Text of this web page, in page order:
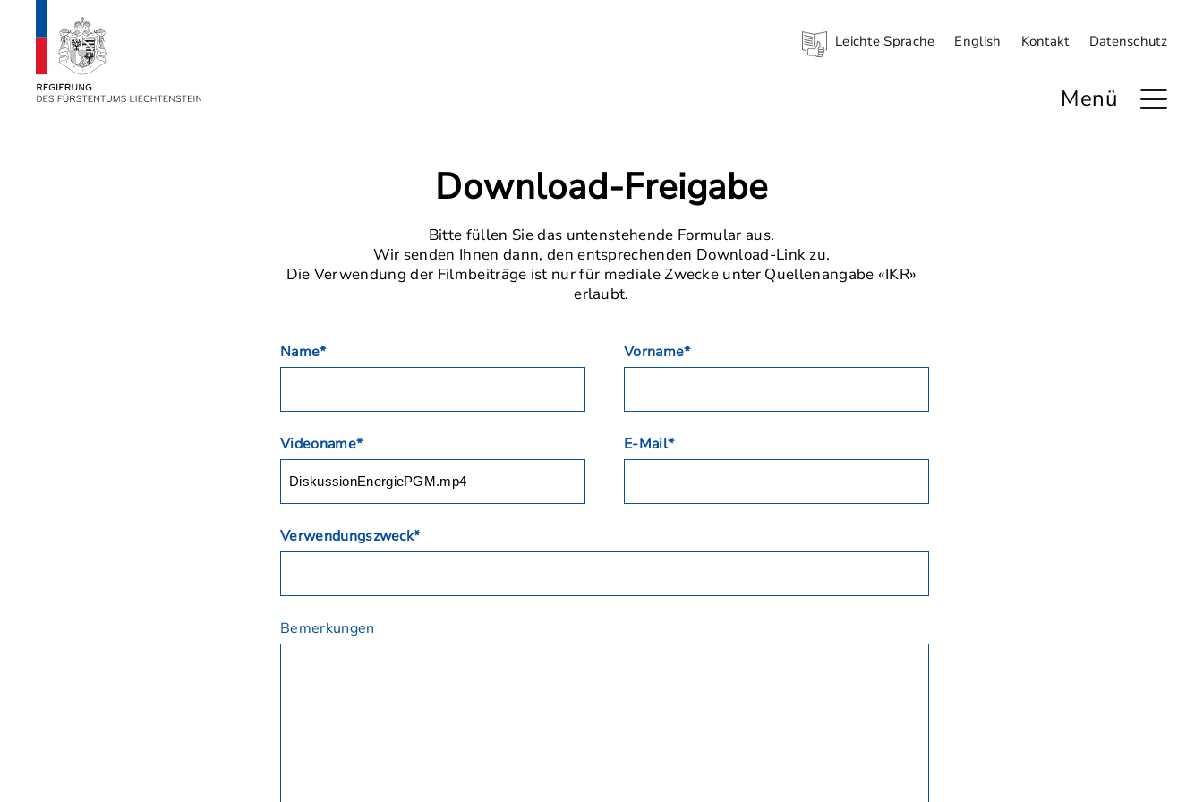
Leichte Sprache English Kontakt Datenschutz
Menü
Download-Freigabe
Bitte füllen Sie das untenstehende Formular aus.
Wir senden Ihnen dann, den entsprechenden Download-Link zu.
Die Verwendung der Filmbeiträge ist nur für mediale Zwecke unter Quellenangabe «IKR»
erlaubt.
Name* Vorname*
Videoname* E-Mail*
Verwendungszweck*
Bemerkungen